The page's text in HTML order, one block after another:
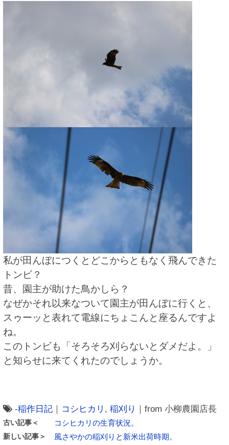
私が田んぼにつくとどこからともなく飛んできた
トンビ？
昔、園主が助けた鳥かしら？
なぜかそれ以来なついて園主が田んぼに行くと、
スゥーッと表れて電線にちょこんと座るんですよ
ね。
このトンビも「そろそろ刈らないとダメだよ。」
と知らせに来てくれたのでしょうか。
-稲作日記 ｜ コシヒカリ , 稲刈り ｜from 小柳農園店長
古い記事＜ コシヒカリの生育状況。
新しい記事＞ 風さやかの稲刈りと新米出荷時期。